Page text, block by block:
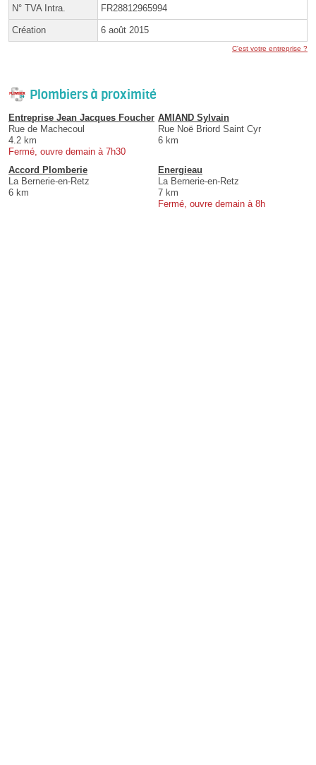
N° TVA Intra. FR28812965994
Création 6 août 2015
C'est votre entreprise ?
Plombiers à proximité
Entreprise Jean Jacques Foucher
Rue de Machecoul
4.2 km
Fermé, ouvre demain à 7h30
AMIAND Sylvain
Rue Noë Briord Saint Cyr
6 km
Accord Plomberie
La Bernerie-en-Retz
6 km
Energieau
La Bernerie-en-Retz
7 km
Fermé, ouvre demain à 8h